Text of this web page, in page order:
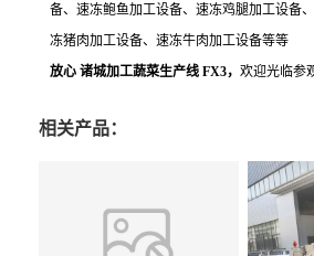
备、速冻鲍鱼加工设备、速冻鸡腿加工设备
冻猪肉加工设备、速冻牛肉加工设备等等
放心 诸城加工蔬菜生产线 FX3， 欢迎光临参
相关产品：